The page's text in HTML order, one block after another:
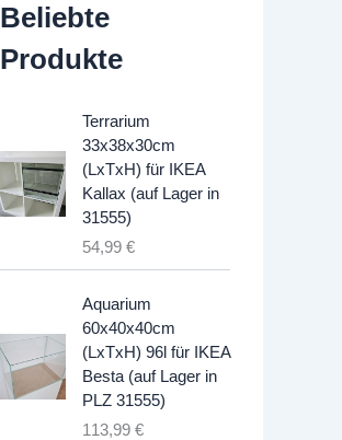
Beliebte
Produkte
Terrarium
33x38x30cm
(LxTxH) für IKEA
Kallax (auf Lager in
31555)
54,99 €
Aquarium
60x40x40cm
(LxTxH) 96l für IKEA
Besta (auf Lager in
PLZ 31555)
113,99 €